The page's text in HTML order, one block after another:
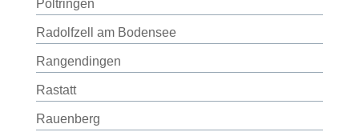
Poltringen
Radolfzell am Bodensee
Rangendingen
Rastatt
Rauenberg